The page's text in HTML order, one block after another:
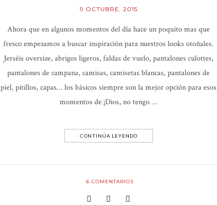
9 OCTUBRE, 2015
Ahora que en algunos momentos del día hace un poquito mas que
fresco empezamos a buscar inspiración para nuestros looks otoñales.
Jerséis oversize, abrigos ligeros, faldas de vuelo, pantalones culottes,
pantalones de campana, camisas, camisetas blancas, pantalones de
piel, pitillos, capas… los básicos siempre son la mejor opción para esos
momentos de ¡Dios, no tengo …
CONTINÚA LEYENDO
6 COMENTARIOS